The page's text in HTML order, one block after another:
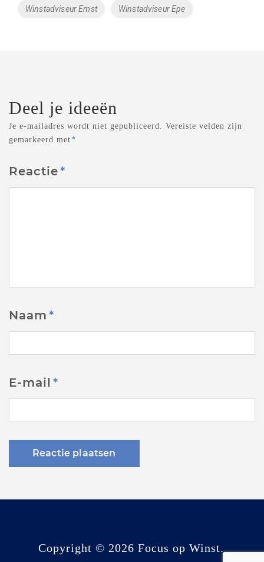
Winstadviseur Emst Winstadviseur Epe
Deel je ideeën
Je e-mailadres wordt niet gepubliceerd.
Vereiste velden zijn
gemarkeerd met*
Reactie*
Naam*
E-mail*
Copyright © 2026 Focus op Winst.